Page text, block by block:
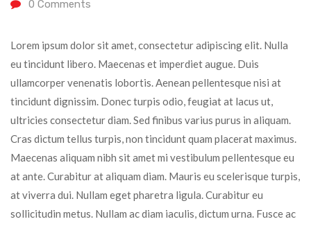
0 Comments
Lorem ipsum dolor sit amet, consectetur adipiscing elit. Nulla
eu tincidunt libero. Maecenas et imperdiet augue. Duis
ullamcorper venenatis lobortis. Aenean pellentesque nisi at
tincidunt dignissim. Donec turpis odio, feugiat at lacus ut,
ultricies consectetur diam. Sed finibus varius purus in aliquam.
Cras dictum tellus turpis, non tincidunt quam placerat maximus.
Maecenas aliquam nibh sit amet mi vestibulum pellentesque eu
at ante. Curabitur at aliquam diam. Mauris eu scelerisque turpis,
at viverra dui. Nullam eget pharetra ligula. Curabitur eu
sollicitudin metus. Nullam ac diam iaculis, dictum urna. Fusce ac